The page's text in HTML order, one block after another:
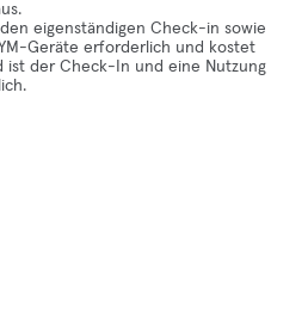
eigenständigen Check-in sowie
Geräte erforderlich und kostet
ist der Check-In und eine Nutzung